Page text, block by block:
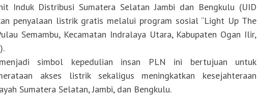
Induk Distribusi Sumatera Selatan Jambi dan Bengkulu (UID
penyalaan listrik gratis melalui program sosial “Light Up The
Semambu, Kecamatan Indralaya Utara, Kabupaten Ogan Ilir,
simbol kepedulian insan PLN ini bertujuan untuk
akses listrik sekaligus meningkatkan kesejahteraan
Sumatera Selatan, Jambi, dan Bengkulu.